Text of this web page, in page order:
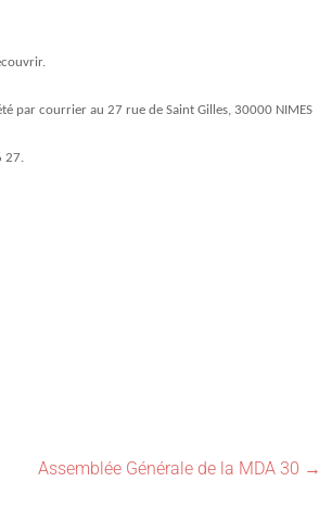
par courrier au 27 rue de Saint Gilles, 30000 NIMES
27.
Assemblée Générale de la MDA 30 →